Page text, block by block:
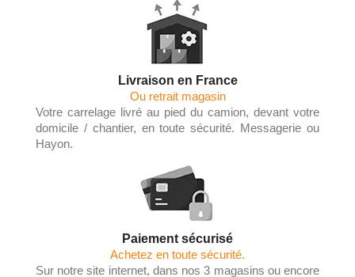
Livraison en France
Ou retrait magasin
Votre carrelage livré au pied du camion, devant votre
domicile / chantier, en toute sécurité. Messagerie ou
Hayon.
Paiement sécurisé
Achetez en toute sécurité.
Sur notre site internet, dans nos 3 magasins ou encore